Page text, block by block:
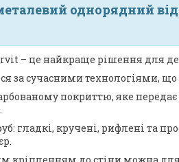
однорядний
– це найкраще рішення для
за сучасними технологіями, що
покриттю, яке передає
гладкі, кручені, рифлені та